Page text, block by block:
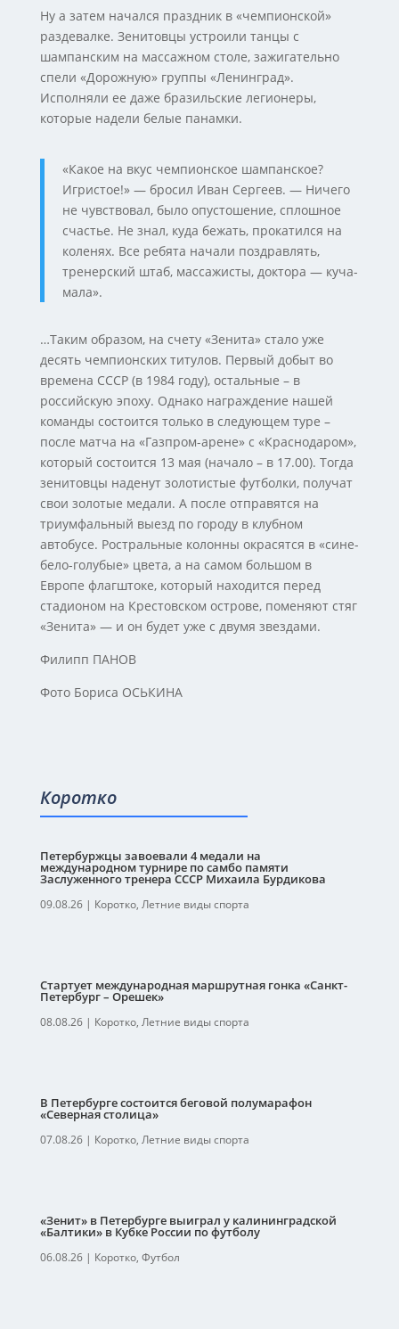
Ну а затем начался праздник в «чемпионской»
раздевалке. Зенитовцы устроили танцы с
шампанским на массажном столе, зажигательно
спели «Дорожную» группы «Ленинград».
Исполняли ее даже бразильские легионеры,
которые надели белые панамки.
«Какое на вкус чемпионское шампанское?
Игристое!» — бросил Иван Сергеев. — Ничего
не чувствовал, было опустошение, сплошное
счастье. Не знал, куда бежать, прокатился на
коленях. Все ребята начали поздравлять,
тренерский штаб, массажисты, доктора — куча-
мала».
…Таким образом, на счету «Зенита» стало уже
десять чемпионских титулов. Первый добыт во
времена СССР (в 1984 году), остальные – в
российскую эпоху. Однако награждение нашей
команды состоится только в следующем туре –
после матча на «Газпром-арене» с «Краснодаром»,
который состоится 13 мая (начало – в 17.00). Тогда
зенитовцы наденут золотистые футболки, получат
свои золотые медали. А после отправятся на
триумфальный выезд по городу в клубном
автобусе. Ростральные колонны окрасятся в «сине-
бело-голубые» цвета, а на самом большом в
Европе флагштоке, который находится перед
стадионом на Крестовском острове, поменяют стяг
«Зенита» — и он будет уже с двумя звездами.
Филипп ПАНОВ
Фото Бориса ОСЬКИНА
Коротко
Петербуржцы завоевали 4 медали на
международном турнире по самбо памяти
Заслуженного тренера СССР Михаила Бурдикова
09.08.26| Коротко, Летние виды спорта
Стартует международная маршрутная гонка «Санкт-
Петербург – Орешек»
08.08.26| Коротко, Летние виды спорта
В Петербурге состоится беговой полумарафон
«Северная столица»
07.08.26| Коротко, Летние виды спорта
«Зенит» в Петербурге выиграл у калининградской
«Балтики» в Кубке России по футболу
06.08.26| Коротко, Футбол